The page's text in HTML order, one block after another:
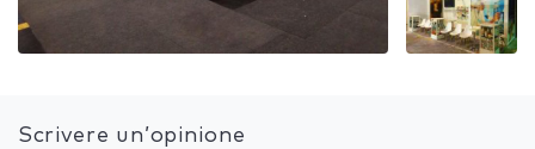
Scrivere un’opinione